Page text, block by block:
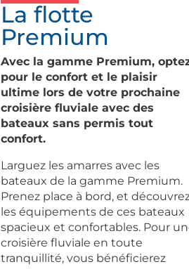
La flotte
Premium
Avec la gamme Premium,
pour le confort et le plaisir
ultime lors de votre prochaine
croisière fluviale avec des
bateaux sans permis tout
confort.
Larguez les amarres avec les
bateaux de la gamme Premium.
Prenez place à bord, et
les équipements de ces bateaux
spacieux et confortables. Pour
croisière fluviale en toute
tranquillité, vous bénéficierez